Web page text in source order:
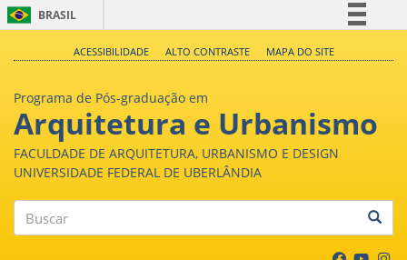
BRASIL
Acesso à informação
Legislação
ACESSIBILIDADE ALTO CONTRASTE MAPA DO SITE
Programa de Pós-graduação em
Arquitetura e Urbanismo
FACULDADE DE ARQUITETURA, URBANISMO E DESIGN
UNIVERSIDADE FEDERAL DE UBERLÂNDIA